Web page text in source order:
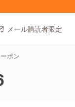
メール購読者限定
ポン